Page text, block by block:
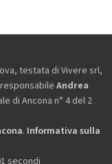
testata di Vivere srl,
Andrea
di Ancona n° 4 del 2
. Informativa sulla